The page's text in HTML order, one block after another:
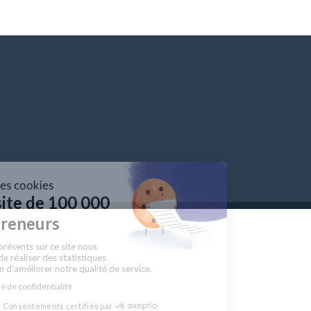
Gestion des cookies
sur le site de 100 000
entrepreneurs
Les cookies présents sur ce site nous
permettent de réaliser des statistiques
de visites afin d'améliorer notre qualité de service.
Lire la politique de confidentialité
Consentements certifiés par